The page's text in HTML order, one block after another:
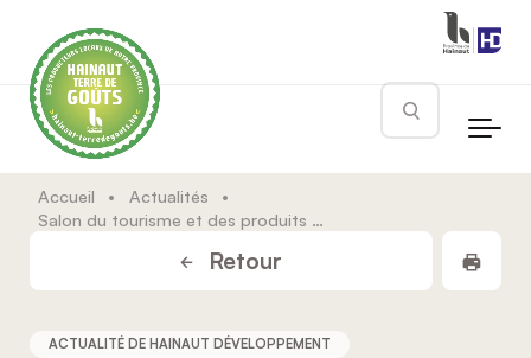
Rechercher
Accueil • Actualités
•
Salon du tourisme et des produits locaux de Koksijde | 14 et 15 octobre 2023
Retour
ACTUALITÉ DE HAINAUT DÉVELOPPEMENT